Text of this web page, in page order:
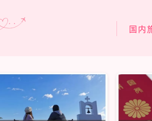
国内
関西旅行
北陸・中
中国・四